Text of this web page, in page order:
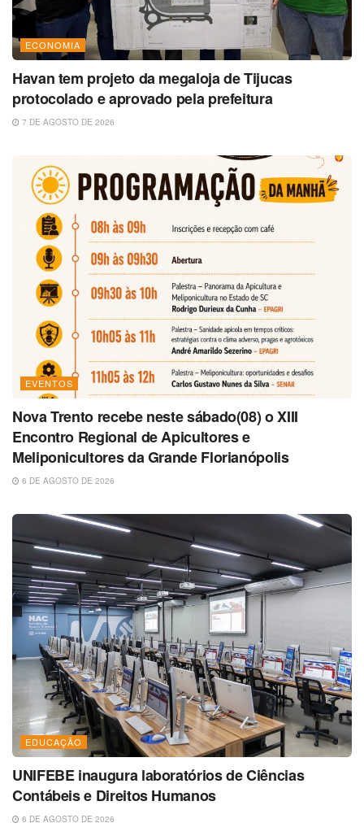
ECONOMIA
Havan tem projeto da megaloja de Tijucas
protocolado e aprovado pela prefeitura
7 DE AGOSTO DE 2026
EVENTOS
Nova Trento recebe neste sábado(08) o XIII
Encontro Regional de Apicultores e
Meliponicultores da Grande Florianópolis
6 DE AGOSTO DE 2026
EDUCAÇÃO
UNIFEBE inaugura laboratórios de Ciências
Contábeis e Direitos Humanos
6 DE AGOSTO DE 2026